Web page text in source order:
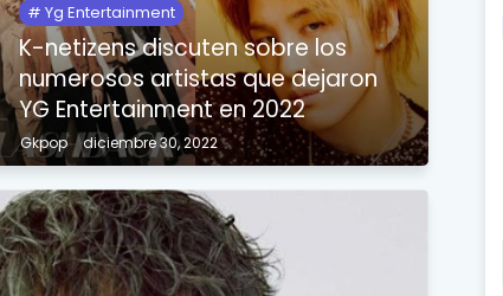
Yg Entertainment
K-netizens discuten sobre los
numerosos artistas que dejaron
YG Entertainment en 2022
Gkpop diciembre 30, 2022